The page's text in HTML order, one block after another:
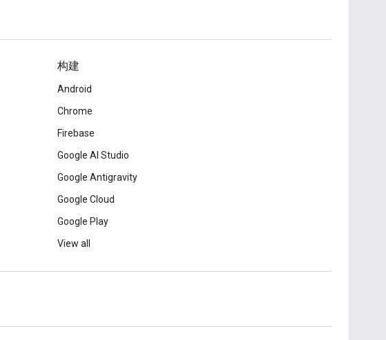
构建
Android
Chrome
Firebase
Google AI Studio
Google Antigravity
Google Cloud
Google Play
View all